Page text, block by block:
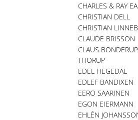
CHARLES & RAY
CHRISTIAN DELL
CHRISTIAN
CLAUDE BRISSON
CLAUS
THORUP
EDEL HEGEDAL
EDLEF BANDIXEN
EERO SAARINEN
EGON EIERMANN
EHLÉN